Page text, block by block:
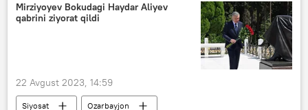
Mirziyoyev Bokudagi Haydar Aliyev
qabrini ziyorat qildi
22 Avgust 2023, 14:59
Siyosat
Ozarbayjon